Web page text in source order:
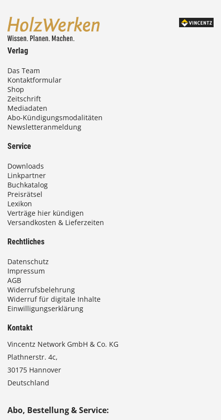
Verlag
Das Team
Kontaktformular
Shop
Zeitschrift
Mediadaten
Abo-Kündigungsmodalitäten
Newsletteranmeldung
Service
Downloads
Linkpartner
Buchkatalog
Preisrätsel
Lexikon
Verträge hier kündigen
Versandkosten & Lieferzeiten
Rechtliches
Datenschutz
Impressum
AGB
Widerrufsbelehrung
Widerruf für digitale Inhalte
Einwilligungserklärung
Kontakt
Vincentz Network GmbH & Co. KG
Plathnerstr. 4c,
30175 Hannover
Deutschland
Abo, Bestellung & Service: